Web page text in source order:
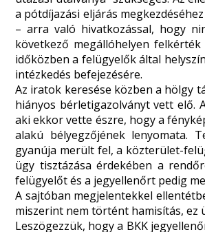
a pótdíjazási eljárás
– arra való hivatkozással, hogy
következő megállóhelyen
időközben a felügyelők által
intézkedés befejezésére.
Az iratok keresése közben a hölgy
hiányos bérletigazolványt vett elő.
aki ekkor vette észre, hogy a
alakú bélyegzőjének lenyomata.
gyanúja merült fel, a közterület-
ügy tisztázása érdekében a
felügyelőt és a jegyellenőrt pedig
A sajtóban megjelentekkel
miszerint nem történt hamisítás, ez
Leszögezzük, hogy a BKK